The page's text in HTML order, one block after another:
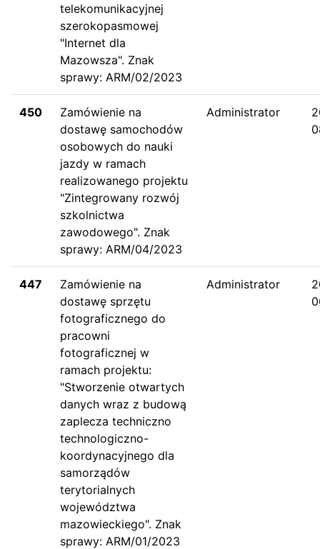
telekomunikacyjnej
szerokopasmowej
"Internet dla
Mazowsza". Znak
sprawy: ARM/02/2023
450
Zamówienie na
dostawę samochodów
osobowych do nauki
jazdy w ramach
realizowanego projektu
"Zintegrowany rozwój
szkolnictwa
zawodowego". Znak
sprawy: ARM/04/2023
Administrator
447
Zamówienie na
dostawę sprzętu
fotograficznego do
pracowni
fotograficznej w
ramach projektu:
"Stworzenie otwartych
danych wraz z budową
zaplecza techniczno
technologiczno-
koordynacyjnego dla
samorządów
terytorialnych
województwa
mazowieckiego". Znak
sprawy: ARM/01/2023
Administrator